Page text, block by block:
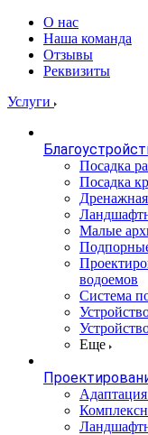
О нас
Наша команда
Отзывы
Реквизиты
Услуги
Посадка
Посадка
Малые
водоемов
Система
Еще